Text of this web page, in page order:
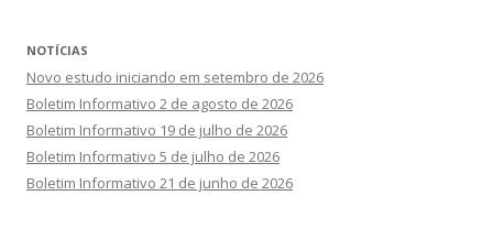
NOTÍCIAS
Novo estudo iniciando em setembro de 2026
Boletim Informativo 2 de agosto de 2026
Boletim Informativo 19 de julho de 2026
Boletim Informativo 5 de julho de 2026
Boletim Informativo 21 de junho de 2026